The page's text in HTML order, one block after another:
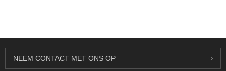
NEEM CONTACT MET ONS OP